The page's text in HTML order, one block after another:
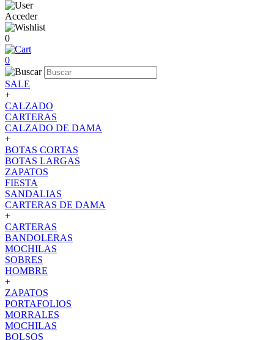
Acceder
0
0
SALE
+
CALZADO
CARTERAS
CALZADO DE DAMA
+
BOTAS CORTAS
BOTAS LARGAS
ZAPATOS
FIESTA
SANDALIAS
CARTERAS DE DAMA
+
CARTERAS
BANDOLERAS
MOCHILAS
SOBRES
HOMBRE
+
ZAPATOS
PORTAFOLIOS
MORRALES
MOCHILAS
BOLSOS